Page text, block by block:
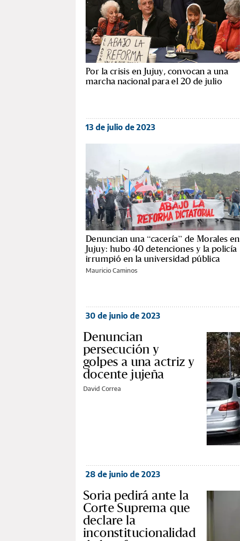
Por la crisis en Jujuy, convocan a una
marcha nacional para el 20 de julio
13 de julio de 2023
Denuncian una “cacería” de Morales en
Jujuy: hubo 40 detenciones y la policía
irrumpió en la universidad pública
Mauricio Caminos
30 de junio de 2023
Denuncian
persecución y
golpes a una actriz y
docente jujeña
David Correa
28 de junio de 2023
Soria pedirá ante la
Corte Suprema que
declare la
inconstitucionalidad